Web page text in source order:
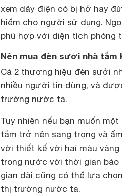
xem dây điện có bị hở hay
hiểm cho người sử dụng.
phù hợp với diện tích phòng
Nên mua đèn sưởi nhà tắm
Cả 2 thương hiệu đèn sưởi
nhiều người tin dùng, và
trường nước ta.
Tuy nhiên nếu bạn muốn
tắm trở nên sang trọng và
với thiết kế với hai màu
trong nước với thời gian bảo
gian dài cũng có thể lựa
thị trường nước ta.